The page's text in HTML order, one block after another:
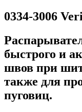
0334-3006
быстрого и
швов при
также для
пуговиц.